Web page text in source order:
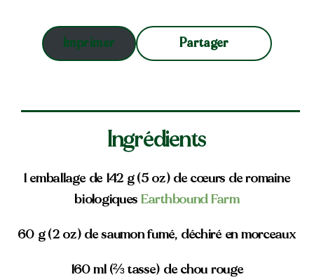
Imprimer Partager
Ingrédients
1 emballage de 142 g (5 oz) de cœurs de romaine
biologiques Earthbound Farm
60 g (2 oz) de saumon fumé, déchiré en morceaux
160 ml (⅔ tasse) de chou rouge